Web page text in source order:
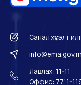
Санал хүсэлт
Лавлах: 11-11
Оффис: 7711-